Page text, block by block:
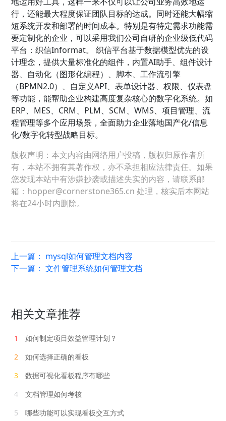
行，还能最大程度保证团队目标的达成。同时还能大幅缩
短系统开发和部署的时间成本。特别是有特定需求功能需
要定制化的企业，可以采用我们公司自研的企业级低代码
平台：织信Informat。 织信平台基于数据模型优先的设
计理念，提供大量标准化的组件，内置AI助手、组件设计
器、自动化（图形化编程）、脚本、工作流引擎
（BPMN2.0）、自定义API、表单设计器、权限、仪表盘
等功能，能帮助企业构建高度复杂核心的数字化系统。如
ERP、MES、CRM、PLM、SCM、WMS、项目管理、流
程管理等多个应用场景，全面助力企业落地国产化/信息
化/数字化转型战略目标。
版权声明：本文内容由网络用户投稿，版权归原作者所
有，本站不拥有其著作权，亦不承担相应法律责任。如果
您发现本站中有涉嫌抄袭或描述失实的内容，请联系邮
箱：hopper@cornerstone365.cn 处理，核实后本网站
将在24小时内删除。
上一篇： mysql如何管理文档内容
下一篇：文件管理系统如何管理文档
相关文章推荐
1
如何制定项目效益管理计划？
2
如何选择正确的看板
3
数据可视化看板程序有哪些
4
文档管理如何考核
5
哪些功能可以实现看板交互方式